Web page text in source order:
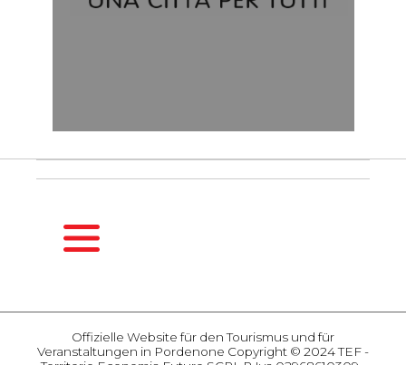
SAISONFÜHRER
Offizielle Website für den Tourismus und für
Veranstaltungen in Pordenone Copyright © 2024 TEF -